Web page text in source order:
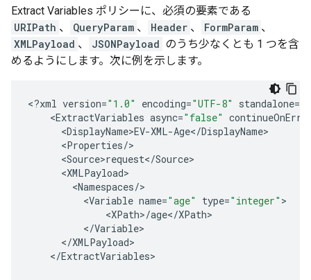
Extract Variables ポリシーに、必須の要素である
URIPath 、 QueryParam 、 Header 、 FormParam 、
XMLPayload 、 JSONPayload のうち少なくとも 1 つを含
めるようにします。次に例を示します。
<?xml version="1.0" encoding="UTF-8" standalone=
<ExtractVariables async="false"
<DisplayName>EV-XML-Age</DisplayName
<Properties/
<Source>request</Source
<XMLPayload
<Namespaces/
<Variable name="age" type="integer"
<XPath>/age</XPath
</Variable
</XMLPayload
</ExtractVariables